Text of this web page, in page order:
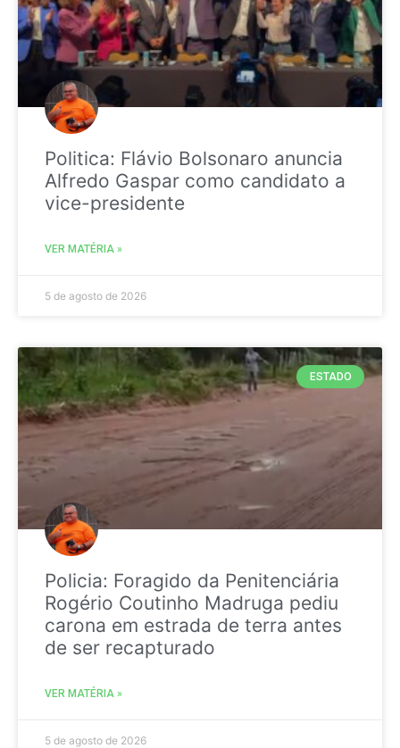
Politica: Flávio Bolsonaro anuncia
Alfredo Gaspar como candidato a
vice-presidente
VER MATÉRIA »
5 de agosto de 2026
ESTADO
Policia: Foragido da Penitenciária
Rogério Coutinho Madruga pediu
carona em estrada de terra antes
de ser recapturado
VER MATÉRIA »
5 de agosto de 2026